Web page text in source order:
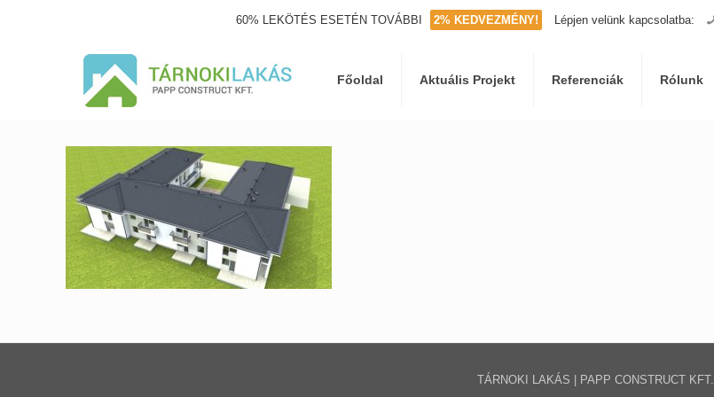
60% LEKÖTÉS ESETÉN TOVÁBBI 2% KEDVEZMÉNY! Lépjen velünk kapcsolatba:
Főoldal Aktuális Projekt Referenciák Rólunk
TÁRNOKI LAKÁS | PAPP CONSTRUCT KFT.